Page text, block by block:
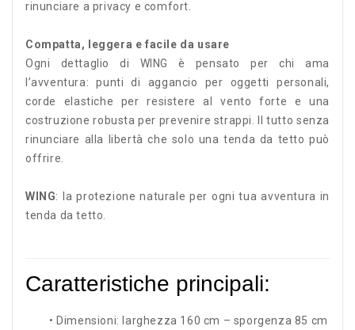
rinunciare a privacy e comfort.
Compatta, leggera e facile da usare
Ogni dettaglio di WING è pensato per chi ama
l’avventura: punti di aggancio per oggetti personali,
corde elastiche per resistere al vento forte e una
costruzione robusta per prevenire strappi. Il tutto senza
rinunciare alla libertà che solo una tenda da tetto può
offrire.
WING: la protezione naturale per ogni tua avventura in
tenda da tetto.
Caratteristiche principali:
• Dimensioni: larghezza 160 cm – sporgenza 85 cm